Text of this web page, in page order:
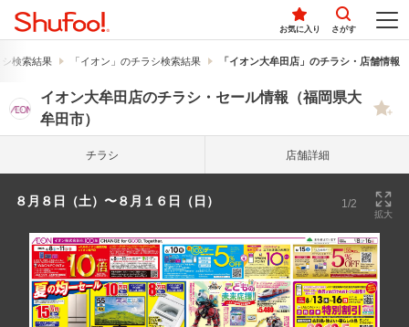
お気に入り さがす
検索結果 「イオン」のチラシ検索結果 「イオン大牟田店」のチラシ・店舗情報
イオン大牟田店のチラシ・セール情報（福岡県大
牟田市）
チラシ 店舗詳細
８月８日（土）〜８月１６日（日） 1/2
拡大